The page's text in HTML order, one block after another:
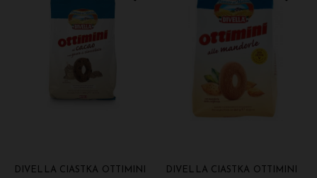
DIVELLA CIASTKA OTTIMINI
DIVELLA CIASTKA OTTIMINI